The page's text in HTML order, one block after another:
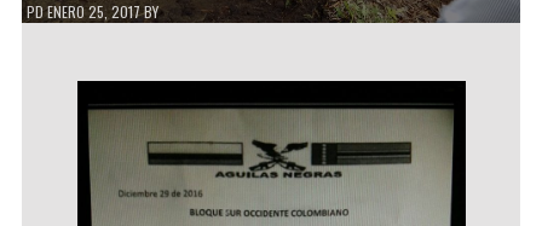
PDENERO 25, 2017BY